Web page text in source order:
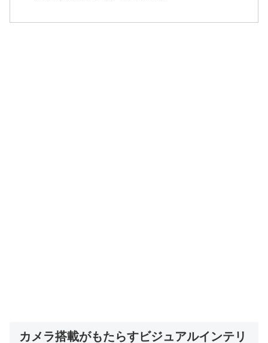
カメラ搭載がもたらすビジュアルインテリ